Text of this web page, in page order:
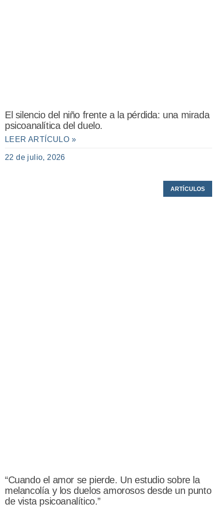
El silencio del niño frente a la pérdida: una mirada
psicoanalítica del duelo.
LEER ARTÍCULO »
22 de julio, 2026
ARTÍCULOS
“Cuando el amor se pierde. Un estudio sobre la
melancolía y los duelos amorosos desde un punto
de vista psicoanalítico.”